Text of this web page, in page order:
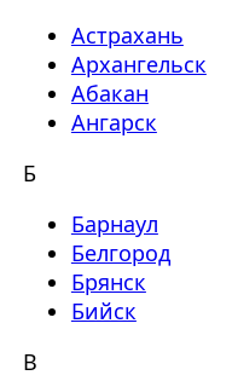
Астрахань
Архангельск
Абакан
Ангарск
Б
Барнаул
Белгород
Брянск
Бийск
В